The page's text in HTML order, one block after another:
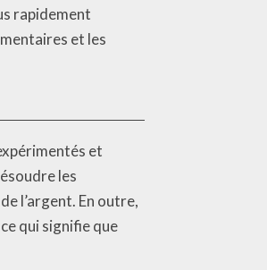
rapidement
et les
et
les
l’argent. En outre,
qui signifie que